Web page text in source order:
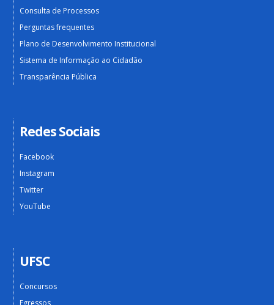
Consulta de Processos
Perguntas frequentes
Plano de Desenvolvimento Institucional
Sistema de Informação ao Cidadão
Transparência Pública
Redes Sociais
Facebook
Instagram
Twitter
YouTube
UFSC
Concursos
Egressos